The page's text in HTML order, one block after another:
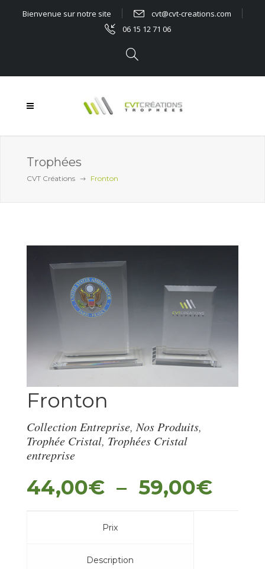
Bienvenue sur notre site
cvt@cvt-creations.com
06 15 12 71 06
Trophées
CVT Créations Fronton
Fronton
Collection Entreprise,Nos Produits,
Trophée Cristal, Trophées Cristal
entreprise
44,00€ – 59,00€
Prix
Description